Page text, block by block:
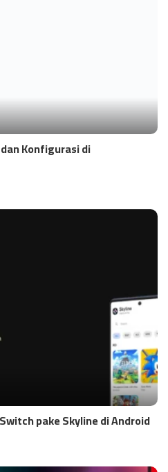
Konfigurasi di
pake Skyline di Android